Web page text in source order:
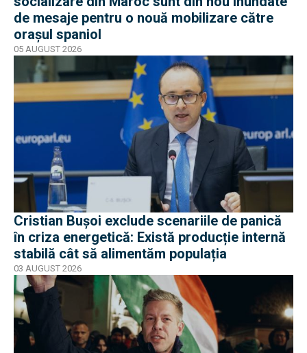
de mesaje pentru o nouă mobilizare către
orașul spaniol
05 AUGUST 2026
Cristian Bușoi exclude scenariile de panică
în criza energetică: Există producție internă
stabilă cât să alimentăm populația
03 AUGUST 2026